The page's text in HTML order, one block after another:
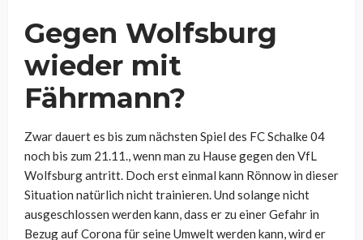
Gegen Wolfsburg
wieder mit
Fährmann?
Zwar dauert es bis zum nächsten Spiel des FC Schalke 04
noch bis zum 21.11., wenn man zu Hause gegen den VfL
Wolfsburg antritt. Doch erst einmal kann Rönnow in dieser
Situation natürlich nicht trainieren. Und solange nicht
ausgeschlossen werden kann, dass er zu einer Gefahr in
Bezug auf Corona für seine Umwelt werden kann, wird er